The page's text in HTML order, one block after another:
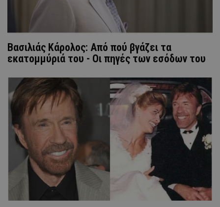
Βασιλιάς Κάρολος: Από πού βγάζει τα
εκατομμύριά του - Οι πηγές των εσόδων του